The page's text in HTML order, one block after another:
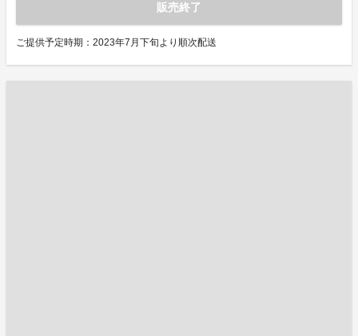
販売終了
ご提供予定時期：2023年7月下旬より順次配送